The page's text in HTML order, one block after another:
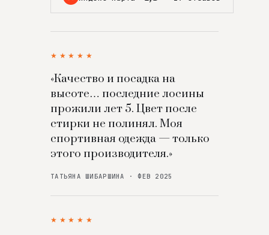
★★★★★
«Качество и посадка на
высоте… последние лосины
прожили лет 5. Цвет после
стирки не полинял. Моя
спортивная одежда — только
этого производителя.»
ТАТЬЯНА ШИБАРШИНА · ФЕВ 2025
★★★★★